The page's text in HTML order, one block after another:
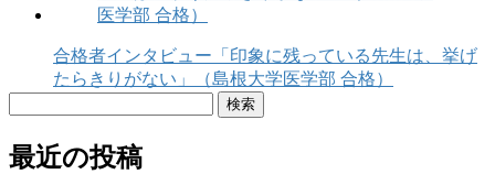
合格者インタビュー「印象に残っている先生は、挙げ
たらきりがない」（島根大学医学部 合格）
最近の投稿